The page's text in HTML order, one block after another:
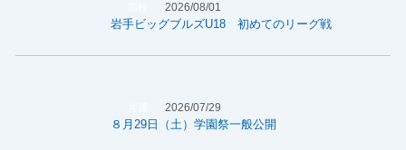
2026/08/01
岩手ビッグブルズU18 初めてのリーグ戦
2026/07/29
８月29日（土）学園祭一般公開